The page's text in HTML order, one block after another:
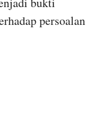
persoalan